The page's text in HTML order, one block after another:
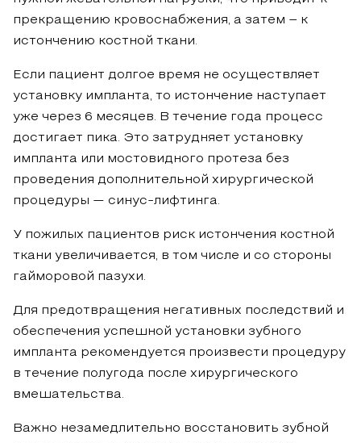
прекращению кровоснабжения, а затем – к
истончению костной ткани.
Если пациент долгое время не осуществляет
установку импланта, то истончение наступает
уже через 6 месяцев. В течение года процесс
достигает пика. Это затрудняет установку
импланта или мостовидного протеза без
проведения дополнительной хирургической
процедуры — синус-лифтинга.
У пожилых пациентов риск истончения костной
ткани увеличивается, в том числе и со стороны
гайморовой пазухи.
Для предотвращения негативных последствий и
обеспечения успешной установки зубного
импланта рекомендуется произвести процедуру
в течение полугода после хирургического
вмешательства.
Важно незамедлительно восстановить зубной